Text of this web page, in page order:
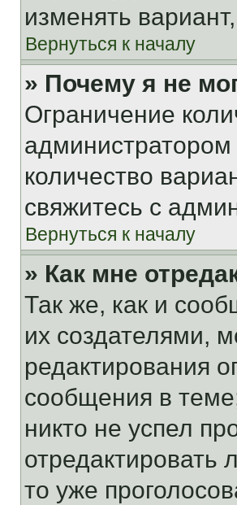
изменять
Вернуться к началу
» Почему я не
Ограничение
количество
свяжитесь с
Вернуться к началу
» Как мне
Так же, как и
их создателями,
редактирования
сообщения в
никто не успел
отредактировать
то уже